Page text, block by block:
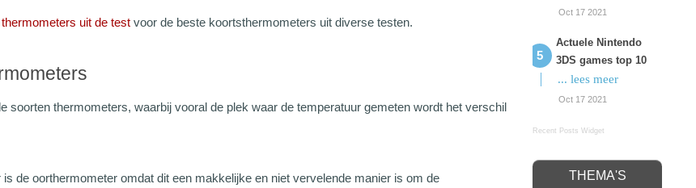
uit de test voor de beste koortsthermometers uit diverse testen.
soorten thermometers, waarbij vooral de plek waar de temperatuur gemeten wordt het verschil
is de oorthermometer omdat dit een makkelijke en niet vervelende manier is om de
Oct 17 2021
Actuele Nintendo
3DS games top 10
... lees meer
Oct 17 2021
Recent Posts Widget
THEMA'S